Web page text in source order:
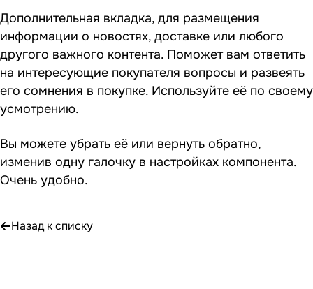
Дополнительная вкладка, для размещения
информации о новостях, доставке или любого
другого важного контента. Поможет вам ответить
на интересующие покупателя вопросы и развеять
его сомнения в покупке. Используйте её по своему
усмотрению.
Вы можете убрать её или вернуть обратно,
изменив одну галочку в настройках компонента.
Очень удобно.
Назад к списку